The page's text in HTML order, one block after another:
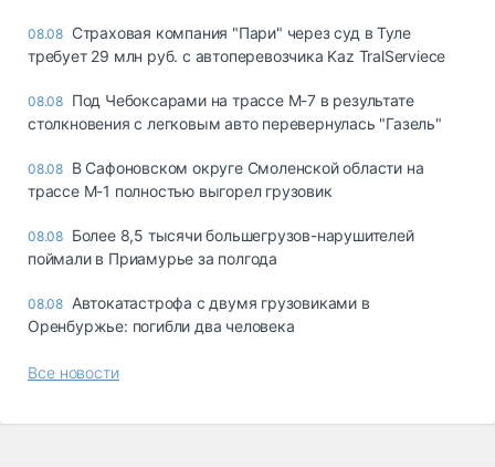
08.08 Страховая компания "Пари" через суд в Туле
требует 29 млн руб. с автоперевозчика Kaz TralServiece
08.08 Под Чебоксарами на трассе М-7 в результате
столкновения с легковым авто перевернулась "Газель"
08.08 В Сафоновском округе Смоленской области на
трассе М-1 полностью выгорел грузовик
08.08 Более 8,5 тысячи большегрузов-нарушителей
поймали в Приамурье за полгода
08.08 Автокатастрофа с двумя грузовиками в
Оренбуржье: погибли два человека
Все новости